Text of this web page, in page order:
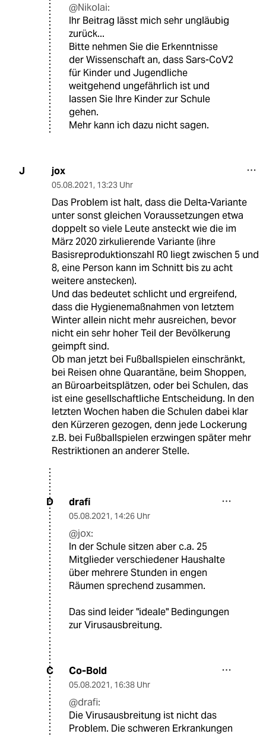
@Nikolai:
Ihr Beitrag lässt mich sehr ungläubig
zurück...
Bitte nehmen Sie die Erkenntnisse
der Wissenschaft an, dass Sars-CoV2
für Kinder und Jugendliche
weitgehend ungefährlich ist und
lassen Sie Ihre Kinder zur Schule
gehen.
Mehr kann ich dazu nicht sagen.
J jox
05.08.2021, 13:23 Uhr
Das Problem ist halt, dass die Delta-Variante
unter sonst gleichen Voraussetzungen etwa
doppelt so viele Leute ansteckt wie die im
März 2020 zirkulierende Variante (ihre
Basisreproduktionszahl R0 liegt zwischen 5 und
8, eine Person kann im Schnitt bis zu acht
weitere anstecken).
Und das bedeutet schlicht und ergreifend,
dass die Hygienemaßnahmen von letztem
Winter allein nicht mehr ausreichen, bevor
nicht ein sehr hoher Teil der Bevölkerung
geimpft sind.
Ob man jetzt bei Fußballspielen einschränkt,
bei Reisen ohne Quarantäne, beim Shoppen,
an Büroarbeitsplätzen, oder bei Schulen, das
ist eine gesellschaftliche Entscheidung. In den
letzten Wochen haben die Schulen dabei klar
den Kürzeren gezogen, denn jede Lockerung
z.B. bei Fußballspielen erzwingen später mehr
Restriktionen an anderer Stelle.
D drafi
05.08.2021, 14:26 Uhr
@jox:
In der Schule sitzen aber c.a. 25
Mitglieder verschiedener Haushalte
über mehrere Stunden in engen
Räumen sprechend zusammen.
Das sind leider "ideale" Bedingungen
zur Virusausbreitung.
C Co-Bold
05.08.2021, 16:38 Uhr
@drafi:
Die Virusausbreitung ist nicht das
Problem. Die schweren Erkrankungen